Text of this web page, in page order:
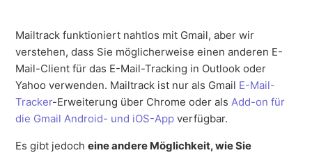
Mailtrack funktioniert nahtlos mit Gmail, aber wir
verstehen, dass Sie möglicherweise einen anderen E-
Mail-Client für das E-Mail-Tracking in Outlook oder
Yahoo verwenden. Mailtrack ist nur als Gmail E-Mail-
Tracker-Erweiterung über Chrome oder alsAdd-on für
die Gmail Android- und iOS-App verfügbar.
Es gibt jedocheine andere Möglichkeit, wie Sie